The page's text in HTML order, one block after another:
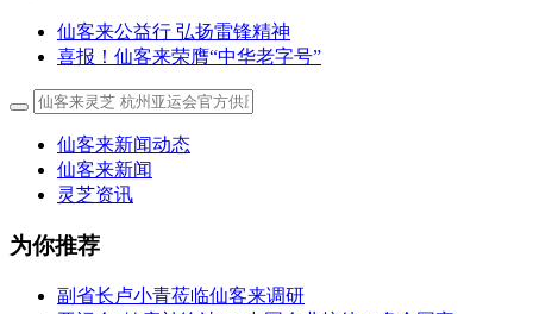
仙客来公益行 弘扬雷锋精神
喜报！仙客来荣膺“中华老字号”
仙客来新闻动态
仙客来新闻
灵芝资讯
为你推荐
副省长卢小青莅临仙客来调研